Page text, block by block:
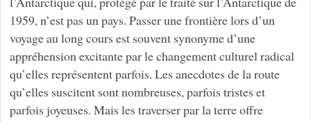
1959, n’est pas un pays. Passer une frontière lors d’un
voyage au long cours est souvent synonyme d’une
appréhension excitante par le changement culturel radical
qu’elles représentent parfois. Les anecdotes de la route
qu’elles suscitent sont nombreuses, parfois tristes et
parfois joyeuses. Mais les traverser par la terre offre